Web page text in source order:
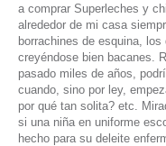
a comprar Superleches y
alrededor de mi casa
borrachines de esquina,
creyéndose bien bacanes.
pasado miles de años,
cuando, sino por ley,
por qué tan solita? etc.
si una niña en uniforme
hecho para su deleite